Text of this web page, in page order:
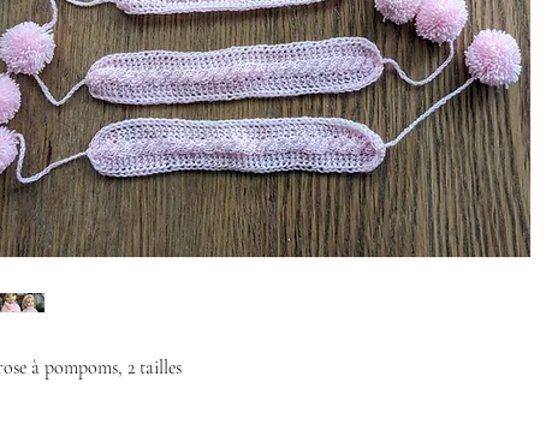
à pompoms, 2 tailles